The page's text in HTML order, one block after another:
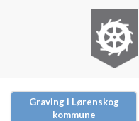
Graving i Lørenskog
kommune